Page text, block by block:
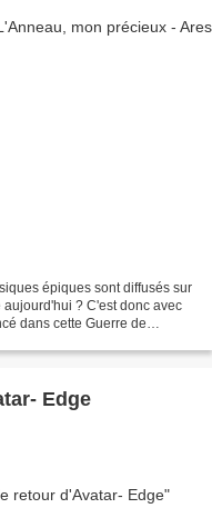
épiques sont diffusés sur
? C'est donc avec
dans cette Guerre de
Edge